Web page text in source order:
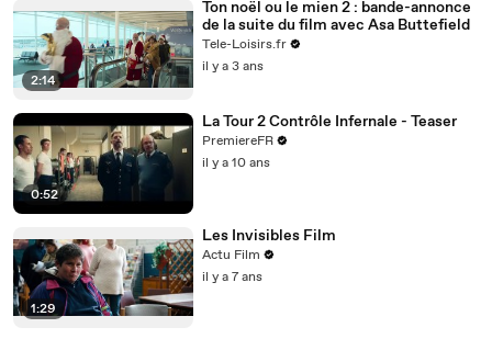
2:14
Ton noël ou le mien 2 : bande-annonce
de la suite du film avec Asa Buttefield
Tele-Loisirs.fr
il y a 3 ans
0:52
La Tour 2 Contrôle Infernale - Teaser
PremiereFR
il y a 10 ans
1:29
Les Invisibles Film
Actu Film
il y a 7 ans